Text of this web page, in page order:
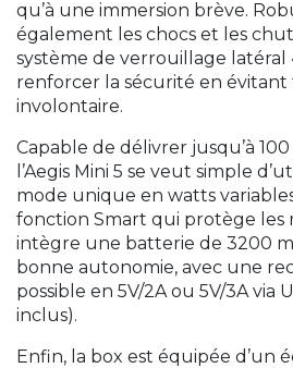
qu’à une immersion brève.
également les chocs et les
système de verrouillage latéral
renforcer la sécurité en
involontaire.
Capable de délivrer jusqu’à
l’Aegis Mini 5 se veut simple
mode unique en watts
fonction Smart qui protège les
intègre une batterie de 3200
bonne autonomie, avec une
possible en 5V/2A ou 5V/3A via
inclus).
Enfin, la box est équipée d’un